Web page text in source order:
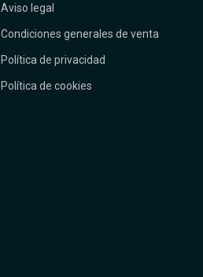
Aviso legal
Condiciones generales de venta
Política de privacidad
Política de cookies